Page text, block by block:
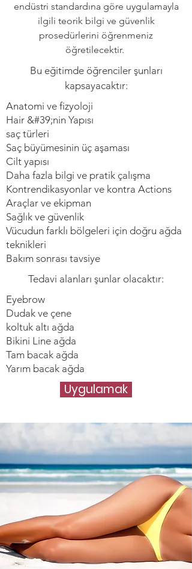
endüstri standardına göre uygulamayla
ilgili teorik bilgi ve güvenlik
prosedürlerini öğrenmeniz
öğretilecektir.
Bu eğitimde öğrenciler şunları
kapsayacaktır:
Anatomi ve fizyoloji
Hair &#39;nin Yapısı
saç türleri
Saç büyümesinin üç aşaması
Cilt yapısı
Daha fazla bilgi ve pratik çalışma
Kontrendikasyonlar ve kontra Actions
Araçlar ve ekipman
Sağlık ve güvenlik
Vücudun farklı bölgeleri için doğru ağda
teknikleri
Bakım sonrası tavsiye
Tedavi alanları şunlar olacaktır:
Eyebrow
Dudak ve çene
koltuk altı ağda
Bikini Line ağda
Tam bacak ağda
Yarım bacak ağda
Uygulamak